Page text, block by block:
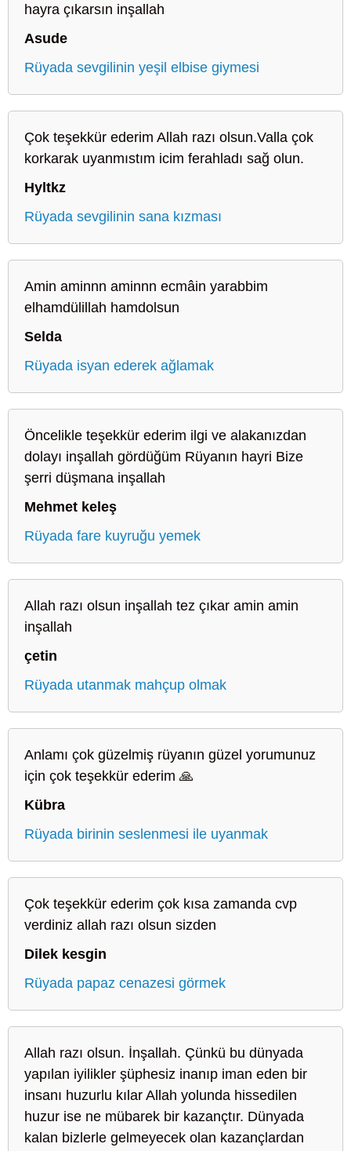
hayra çıkarsın inşallah
Asude
Rüyada sevgilinin yeşil elbise giymesi
Çok teşekkür ederim Allah razı olsun.Valla çok
korkarak uyanmıstım icim ferahladı sağ olun.
Hyltkz
Rüyada sevgilinin sana kızması
Amin aminnn aminnn ecmâin yarabbim
elhamdülillah hamdolsun
Selda
Rüyada isyan ederek ağlamak
Öncelikle teşekkür ederim ilgi ve alakanızdan
dolayı inşallah gördüğüm Rüyanın hayri Bize
şerri düşmana inşallah
Mehmet keleş
Rüyada fare kuyruğu yemek
Allah razı olsun inşallah tez çıkar amin amin
inşallah
çetin
Rüyada utanmak mahçup olmak
Anlamı çok güzelmiş rüyanın güzel yorumunuz
için çok teşekkür ederim 🙏
Kübra
Rüyada birinin seslenmesi ile uyanmak
Çok teşekkür ederim çok kısa zamanda cvp
verdiniz allah razı olsun sizden
Dilek kesgin
Rüyada papaz cenazesi görmek
Allah razı olsun. İnşallah. Çünkü bu dünyada
yapılan iyilikler şüphesiz inanıp iman eden bir
insanı huzurlu kılar Allah yolunda hissedilen
huzur ise ne mübarek bir kazançtır. Dünyada
kalan bizlerle gelmeyecek olan kazançlardan